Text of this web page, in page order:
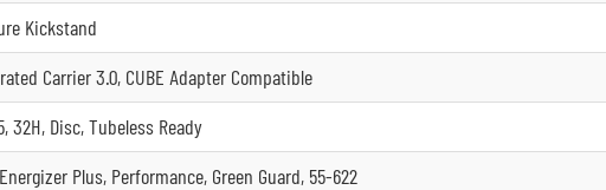
Kickstand
Carrier 3.0, CUBE Adapter Compatible
32H, Disc, Tubeless Ready
Plus, Performance, Green Guard, 55-622